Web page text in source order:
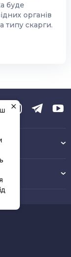
буде
органів
типу скарги.